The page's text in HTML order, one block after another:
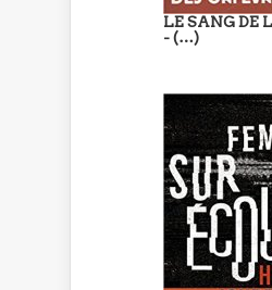
LE SANG DE
- (…)